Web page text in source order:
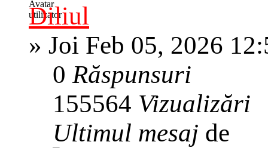
Diliul
» Joi Feb 05, 2026
0Răspunsuri
155564 Vizualizări
Ultimul mesaj de